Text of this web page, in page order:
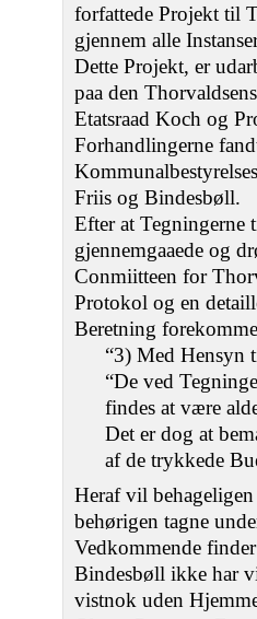
forfattede Projekt til
gjennem alle
Dette Projekt, er
paa den
Etatsraad Koch og
Forhandlingerne
Friis og Bindesbøll.
Efter at Tegningerne
gjennemgaaede og
Conmiitteen for
Protokol og en
Beretning
“3) Med Hensyn
“De ved
findes at være
Det er dog at
af de trykkede
Heraf vil
behørigen tagne
Vedkommende
Bindesbøll ikke har
vistnok uden